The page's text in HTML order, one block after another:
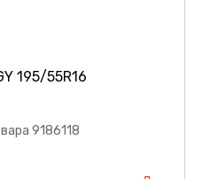
195/55R16
9186118